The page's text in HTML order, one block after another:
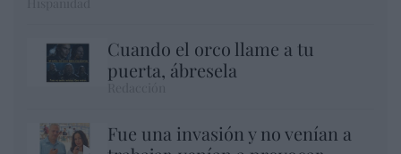
Cuando el orco llame a tu
puerta, ábresela
Fue una invasión y no venían a